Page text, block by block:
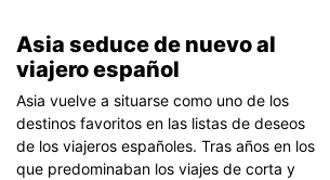
Asia seduce de nuevo al
viajero español
Asia vuelve a situarse como uno de los
destinos favoritos en las listas de deseos
de los viajeros españoles. Tras años en los
que predominaban los viajes de corta y